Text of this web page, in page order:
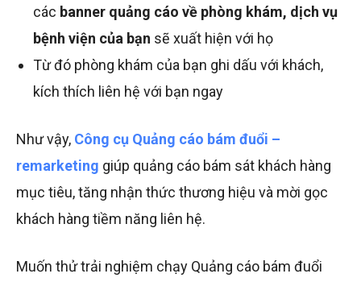
các banner quảng cáo về phòng khám, dịch vụ
bệnh viện của bạn sẽ xuất hiện với họ
Từ đó phòng khám của bạn ghi dấu với khách,
kích thích liên hệ với bạn ngay
Như vậy, Công cụ Quảng cáo bám đuổi –
remarketing giúp quảng cáo bám sát khách hàng
mục tiêu, tăng nhận thức thương hiệu và mời gọc
khách hàng tiềm năng liên hệ.
Muốn thử trải nghiệm chạy Quảng cáo bám đuổi